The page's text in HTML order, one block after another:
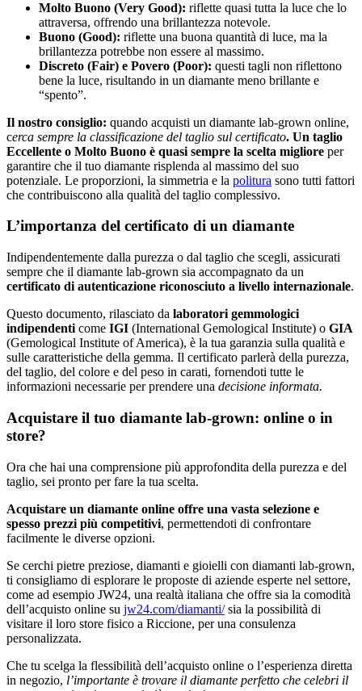
Molto Buono (Very Good): riflette quasi tutta la luce che lo
attraversa, offrendo una brillantezza notevole.
Buono (Good): riflette una buona quantità di luce, ma la
brillantezza potrebbe non essere al massimo.
Discreto (Fair) e Povero (Poor): questi tagli non riflettono
bene la luce, risultando in un diamante meno brillante e
“spento”.
Il nostro consiglio: quando acquisti un diamante lab-grown online,
cerca sempre la classificazione del taglio sul certificato. Un taglio
Eccellente o Molto Buono è quasi sempre la scelta migliore per
garantire che il tuo diamante risplenda al massimo del suo
potenziale. Le proporzioni, la simmetria e la politura sono tutti fattori
che contribuiscono alla qualità del taglio complessivo.
L’importanza del certificato di un diamante
Indipendentemente dalla purezza o dal taglio che scegli, assicurati
sempre che il diamante lab-grown sia accompagnato da un
certificato di autenticazione riconosciuto a livello internazionale.
Questo documento, rilasciato da laboratori gemmologici
indipendenti come IGI (International Gemological Institute) o GIA
(Gemological Institute of America), è la tua garanzia sulla qualità e
sulle caratteristiche della gemma. Il certificato parlerà della purezza,
del taglio, del colore e del peso in carati, fornendoti tutte le
informazioni necessarie per prendere una decisione informata.
Acquistare il tuo diamante lab-grown: online o in
store?
Ora che hai una comprensione più approfondita della purezza e del
taglio, sei pronto per fare la tua scelta.
Acquistare un diamante online offre una vasta selezione e
spesso prezzi più competitivi, permettendoti di confrontare
facilmente le diverse opzioni.
Se cerchi pietre preziose, diamanti e gioielli con diamanti lab-grown,
ti consigliamo di esplorare le proposte di aziende esperte nel settore,
come ad esempio JW24, una realtà italiana che offre sia la comodità
dell’acquisto online su jw24.com/diamanti/sia la possibilità di
visitare il loro store fisico a Riccione, per una consulenza
personalizzata.
Che tu scelga la flessibilità dell’acquisto online o l’esperienza diretta
in negozio, l’importante è trovare il diamante perfetto che celebri il